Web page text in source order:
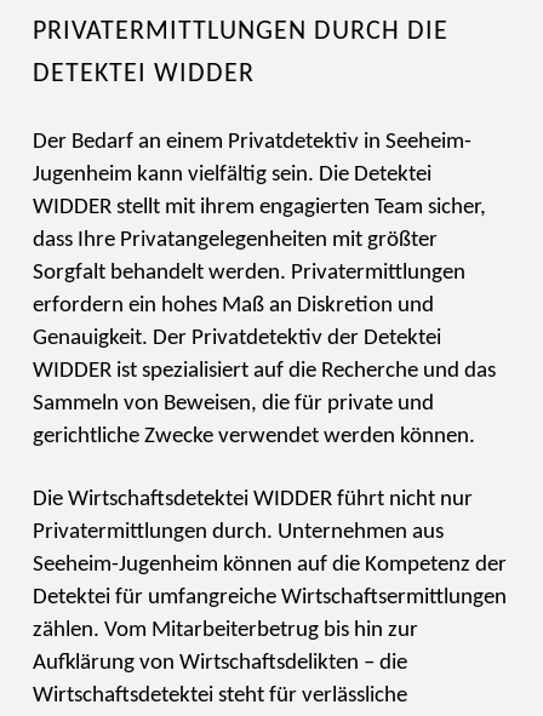
PRIVATERMITTLUNGEN DURCH DIE
DETEKTEI WIDDER
Der Bedarf an einem Privatdetektiv in Seeheim-
Jugenheim kann vielfältig sein. Die Detektei
WIDDER stellt mit ihrem engagierten Team sicher,
dass Ihre Privatangelegenheiten mit größter
Sorgfalt behandelt werden. Privatermittlungen
erfordern ein hohes Maß an Diskretion und
Genauigkeit. Der Privatdetektiv der Detektei
WIDDER ist spezialisiert auf die Recherche und das
Sammeln von Beweisen, die für private und
gerichtliche Zwecke verwendet werden können.
Die Wirtschaftsdetektei WIDDER führt nicht nur
Privatermittlungen durch. Unternehmen aus
Seeheim-Jugenheim können auf die Kompetenz der
Detektei für umfangreiche Wirtschaftsermittlungen
zählen. Vom Mitarbeiterbetrug bis hin zur
Aufklärung von Wirtschaftsdelikten – die
Wirtschaftsdetektei steht für verlässliche